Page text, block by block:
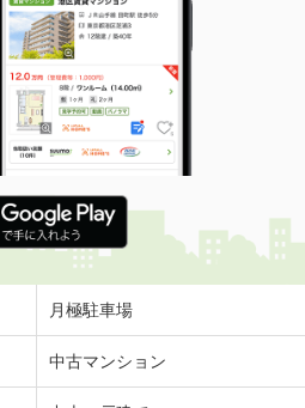
月極駐車場
中古マンション